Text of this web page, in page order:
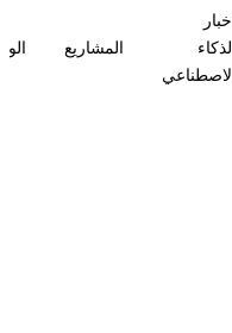
المشاريع